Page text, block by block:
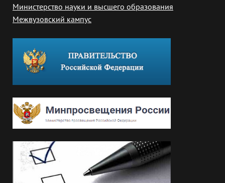
Министерство науки и высшего образования
Межвузовский кампус